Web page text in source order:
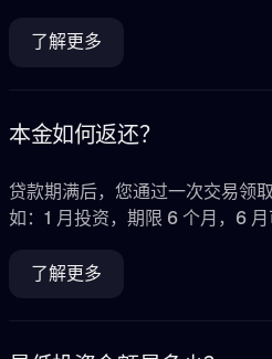
了解更多
本金如何返还？
贷款期满后，您通过一次交易领
如：1 月投资，期限 6 个月，6 月
了解更多